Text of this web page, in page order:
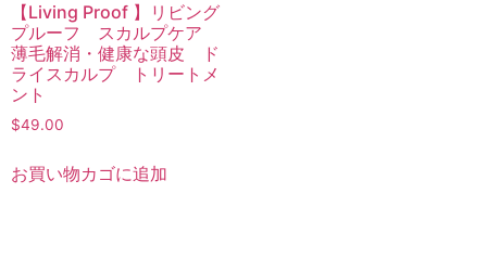
【Living Proof 】リビング
プルーフ スカルプケア
薄毛解消・健康な頭皮 ド
ライスカルプ トリートメ
ント
$49.00
お買い物カゴに追加